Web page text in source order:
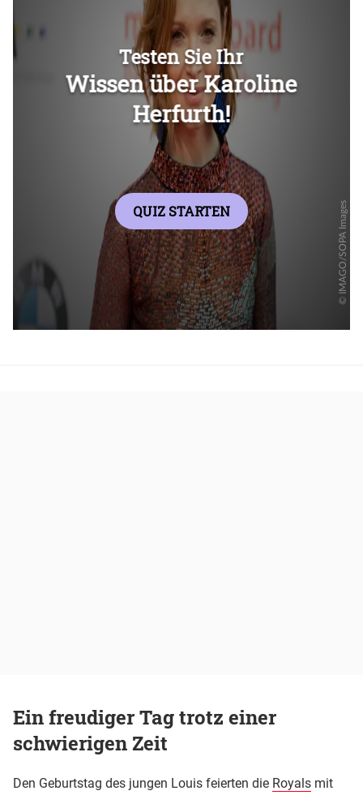
Überspringen
Ein freudiger Tag trotz einer
schwierigen Zeit
Den Geburtstag des jungen Louis feierten die Royals mit